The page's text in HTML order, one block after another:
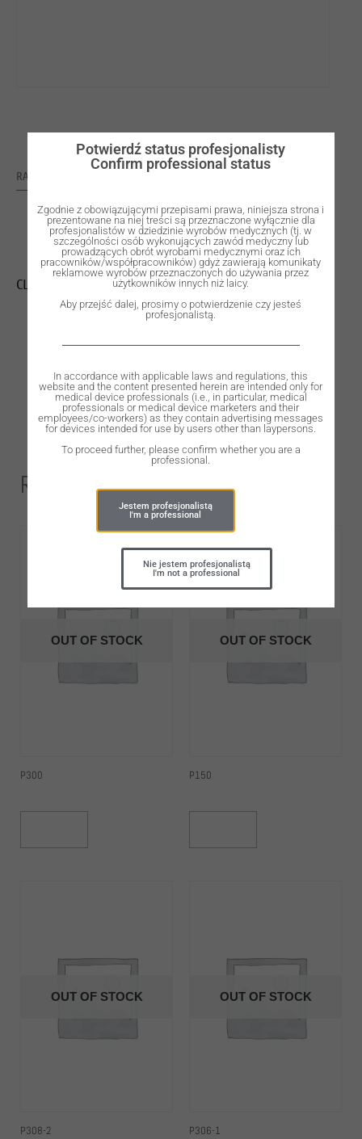
RATING: 0
CLOSED ROUND SAGGER Ø94xH30mm
Related Products
OUT OF STOCK
P300
OUT OF STOCK
P150
OUT OF STOCK
P308-2
OUT OF STOCK
P306-1
Potwierdź status profesjonalisty
Confirm professional status
Zgodnie z obowiązującymi przepisami prawa, niniejsza strona i
prezentowane na niej treści są przeznaczone wyłącznie dla
profesjonalistów w dziedzinie wyrobów medycznych (tj. w
szczególności osób wykonujących zawód medyczny lub
prowadzących obrót wyrobami medycznymi oraz ich
pracowników/współpracowników) gdyż zawierają komunikaty
reklamowe wyrobów przeznaczonych do używania przez
użytkowników innych niż laicy.
Aby przejść dalej, prosimy o potwierdzenie czy jesteś
profesjonalistą.
In accordance with applicable laws and regulations, this
website and the content presented herein are intended only for
medical device professionals (i.e., in particular, medical
professionals or medical device marketers and their
employees/co-workers) as they contain advertising messages
for devices intended for use by users other than laypersons.
To proceed further, please confirm whether you are a
professional.
Jestem profesjonalistą
I'm a professional
Nie jestem profesjonalistą
I'm not a professional